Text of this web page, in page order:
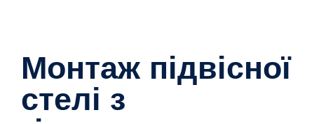
Монтаж підвісної
стелі з